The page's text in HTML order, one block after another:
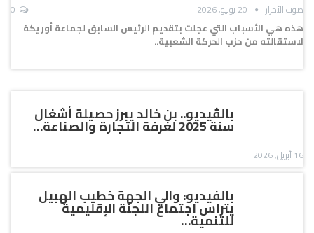
صوت الأحرار 20 يوليو, 2026
هذه هي الأسباب التي عجلت بتقديم الرئيس السابق لجماعة أوريكة
لاستقالته من حزب الحركة الشعبية..
بالڤيديو.. بن خالد يبرز حصيلة أشغال
سنة 2025 لغرفة التجارة والصناعة…
16 أبريل, 2026
بالفيديو: والي الجهة خطيب الهبيل
يتراس اجتماع اللجنة الإقليمية
للتنمية…